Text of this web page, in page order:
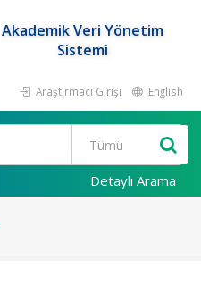
Akademik Veri Yönetim
Sistemi
Araştırmacı Girişi English
Detaylı Arama